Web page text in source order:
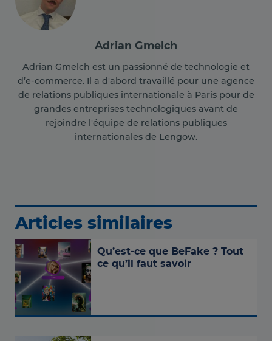
Adrian Gmelch
Adrian Gmelch est un passionné de technologie et
d’e-commerce. Il a d'abord travaillé pour une agence
de relations publiques internationale à Paris pour de
grandes entreprises technologiques avant de
rejoindre l'équipe de relations publiques
internationales de Lengow.
Articles similaires
Qu’est-ce que BeFake ? Tout
ce qu’il faut savoir